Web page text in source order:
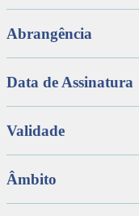
Abrangência
Data de Assinatura
Validade
Âmbito